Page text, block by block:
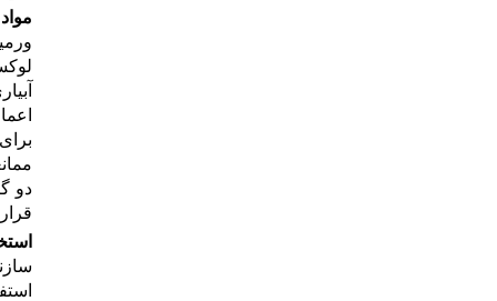
آبیاری
دو
قرار